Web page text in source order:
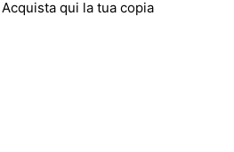
Acquista qui la tua copia